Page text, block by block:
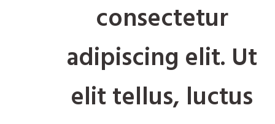
consectetur
adipiscing elit. Ut
elit tellus, luctus